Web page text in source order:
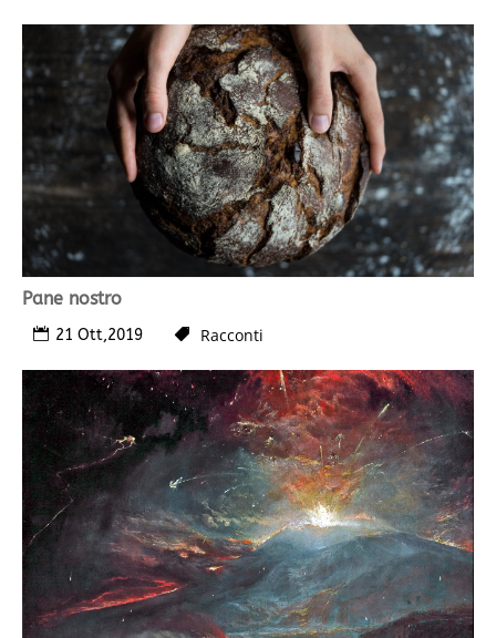
Pane nostro
21 Ott,2019 Racconti